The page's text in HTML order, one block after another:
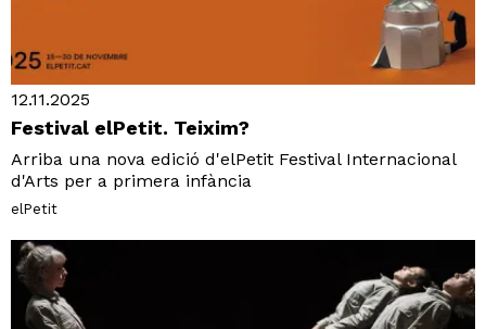
12.11.2025
Festival elPetit. Teixim?
Arriba una nova edició d'elPetit Festival Internacional
d'Arts per a primera infància
elPetit